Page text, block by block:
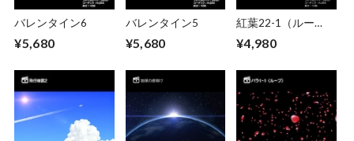
バレンタイン6
¥5,680
バレンタイン5
¥5,680
紅葉22-1（ルー
¥4,980